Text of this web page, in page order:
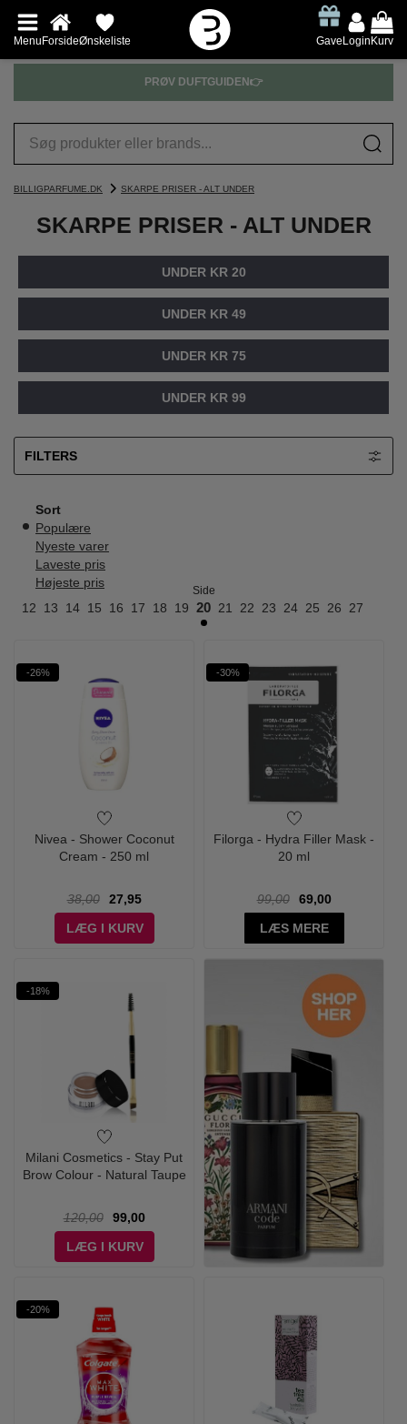
MenuForsideØnskeliste GaveLoginKurv
PRØV DUFTGUIDEN👉
BILLIGPARFUME.DK SKARPE PRISER - ALT UNDER
SKARPE PRISER - ALT UNDER
UNDER KR 20
UNDER KR 49
UNDER KR 75
UNDER KR 99
FILTERS
Sort
Populære
Nyeste varer
Laveste pris
Højeste pris
Side
12 13 14 15 16 17 18 19 20 21 22 23 24 25 26 27
-26%
Nivea - Shower Coconut
Cream - 250 ml
38,00
27,95
LÆG I KURV
-30%
Filorga - Hydra Filler Mask -
20 ml
99,00
69,00
LÆS MERE
-18%
Milani Cosmetics - Stay Put
Brow Colour - Natural Taupe
120,00
99,00
LÆG I KURV
-20%